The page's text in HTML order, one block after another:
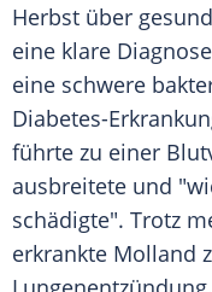
Herbst über
eine klare Diagnose
eine schwere
Diabetes-
führte zu einer
ausbreitete und
schädigte". Trotz
erkrankte Molland